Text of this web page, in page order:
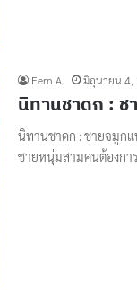
Fern A. มิถุนายน 4,
นิทานชาดก : ช
นิทานชาดก : ชายจมูก
ชายหนุ่มสามคนต้องกา